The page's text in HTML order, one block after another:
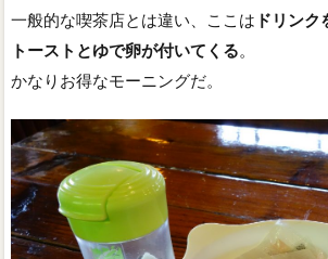
一般的な喫茶店とは違い、ここは ドリン
トーストとゆで卵が付いてくる。
かなりお得なモーニングだ。